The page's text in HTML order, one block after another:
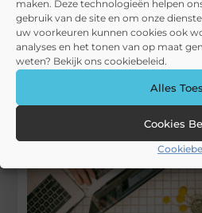
maken. Deze technologieën helpen
gebruik van de site en om onze
uw voorkeuren kunnen cookies ook
analyses en het tonen van op maat
weten? Bekijk ons cookiebeleid.
Alles
Cookies